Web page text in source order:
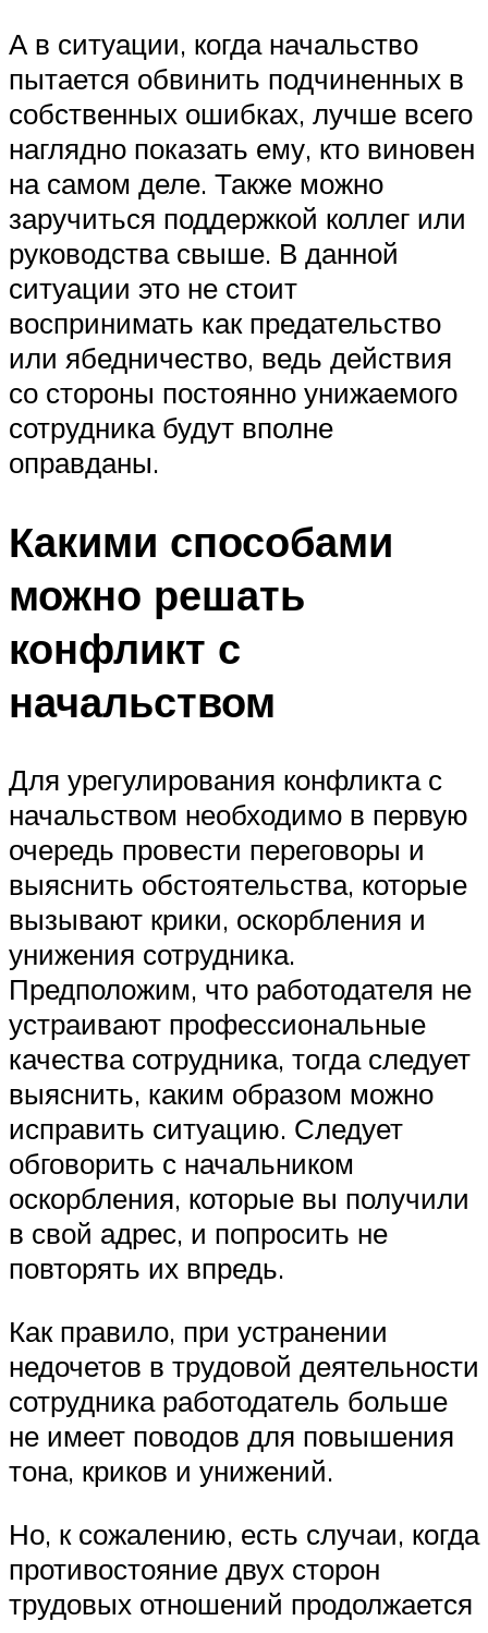
А в ситуации, когда начальство
пытается обвинить подчиненных в
собственных ошибках, лучше всего
наглядно показать ему, кто виновен
на самом деле. Также можно
заручиться поддержкой коллег или
руководства свыше. В данной
ситуации это не стоит
воспринимать как предательство
или ябедничество, ведь действия
со стороны постоянно унижаемого
сотрудника будут вполне
оправданы.
Какими способами
можно решать
конфликт с
начальством
Для урегулирования конфликта с
начальством необходимо в первую
очередь провести переговоры и
выяснить обстоятельства, которые
вызывают крики, оскорбления и
унижения сотрудника.
Предположим, что работодателя не
устраивают профессиональные
качества сотрудника, тогда следует
выяснить, каким образом можно
исправить ситуацию. Следует
обговорить с начальником
оскорбления, которые вы получили
в свой адрес, и попросить не
повторять их впредь.
Как правило, при устранении
недочетов в трудовой деятельности
сотрудника работодатель больше
не имеет поводов для повышения
тона, криков и унижений.
Но, к сожалению, есть случаи, когда
противостояние двух сторон
трудовых отношений продолжается